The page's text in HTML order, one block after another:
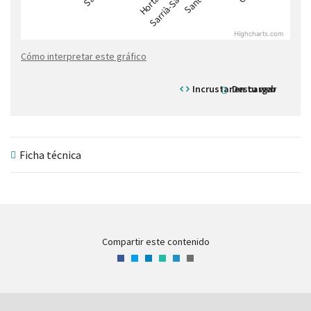
Incrustar en tu web
Descargar
Highcharts.com
Cómo interpretar este gráfico
Ficha técnica
Compartir este contenido
Facebook
Twitter
LinkedIn
WhatsApp
Telegram
Correo